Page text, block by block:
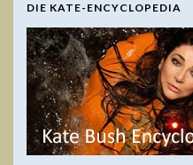
DIE KATE-ENCYCLOPEDIA